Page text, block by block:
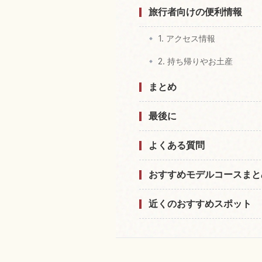
旅行者向けの便利情報
1. アクセス情報
2. 持ち帰りやお土産
まとめ
最後に
よくある質問
おすすめモデルコースま
近くのおすすめスポット